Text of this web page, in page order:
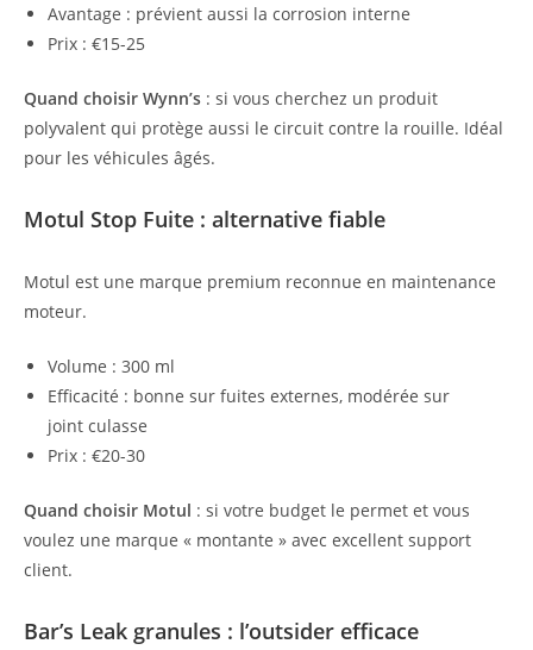
Avantage : prévient aussi la corrosion interne
Prix : €15-25
Quand choisir Wynn’s : si vous cherchez un produit
polyvalent qui protège aussi le circuit contre la rouille. Idéal
pour les véhicules âgés.
Motul Stop Fuite : alternative fiable
Motul est une marque premium reconnue en maintenance
moteur.
Volume : 300 ml
Efficacité : bonne sur fuites externes, modérée sur
joint culasse
Prix : €20-30
Quand choisir Motul : si votre budget le permet et vous
voulez une marque « montante » avec excellent support
client.
Bar’s Leak granules : l’outsider efficace